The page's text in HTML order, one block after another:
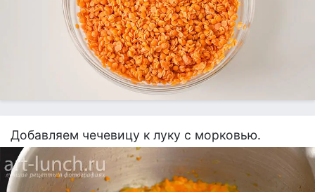
Добавляем чечевицу к луку с морковью.